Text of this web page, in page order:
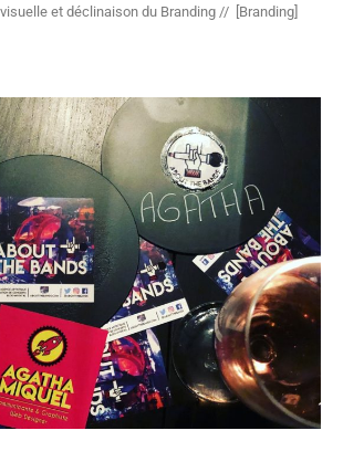
et déclinaison du Branding // [Branding]